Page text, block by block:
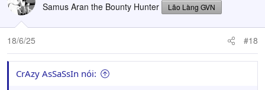
Samus Aran the Bounty Hunter Lão Làng GVN
18/6/25 #18
CrAzy AsSaSsIn nói: